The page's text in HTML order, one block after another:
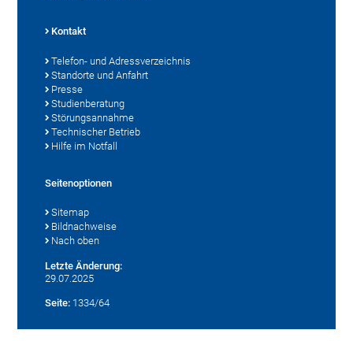
Kontakt
Telefon- und Adressverzeichnis
Standorte und Anfahrt
Presse
Studienberatung
Störungsannahme
Technischer Betrieb
Hilfe im Notfall
Seitenoptionen
Sitemap
Bildnachweise
Nach oben
Letzte Änderung:
29.07.2025
Seite: 1334/64